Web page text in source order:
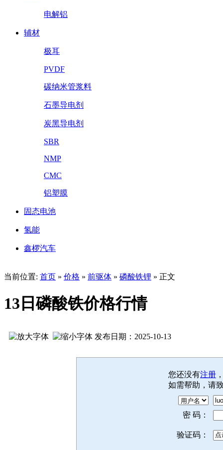
电解铝
辅材
极耳
PVDF
碳纳米管浆料
石墨导电剂
炭黑导电剂
SBR
NMP
CMC
铝塑膜
固态电池
氢能
鑫椤汽车
当前位置: 首页 » 价格 » 前驱体 » 磷酸铁锂 » 正文
13日磷酸铁价格行情
发布日期：2025-10-13
您还没有注册
如需帮助，请
密 码：
验证码：